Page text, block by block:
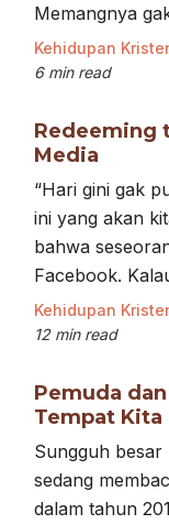
Memangnya
Kehidupan
6 min read
Redeeming
Media
“Hari gini gak
ini yang akan
bahwa
Facebook.
Kehidupan
12 min read
Pemuda
Tempat Kita
Sungguh besar
sedang
dalam tahun